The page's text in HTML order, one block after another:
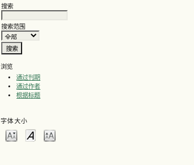
搜索
搜索范围
浏览
通过刊期
通过作者
根据标题
字体大小